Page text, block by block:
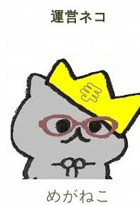
運営ネコ
めがねこ